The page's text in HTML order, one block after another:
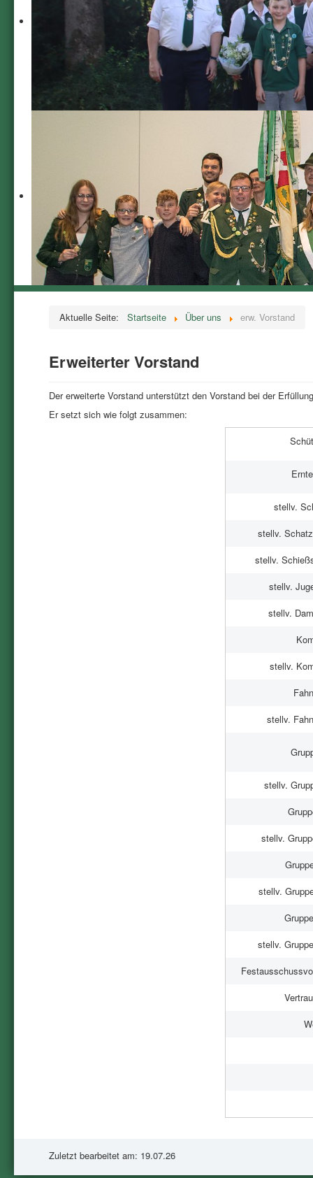
Aktuelle Seite: Startseite Über uns erw. Vorstand
Erweiterter Vorstand
Der erweiterte Vorstand unterstützt den Vorstand bei der
Er setzt sich wie folgt zusammen:
stellv.
stellv.
stellv.
stellv.
stellv.
stellv.
stellv.
stellv.
stellv.
stellv.
stellv.
Zuletzt bearbeitet am: 19.07.26